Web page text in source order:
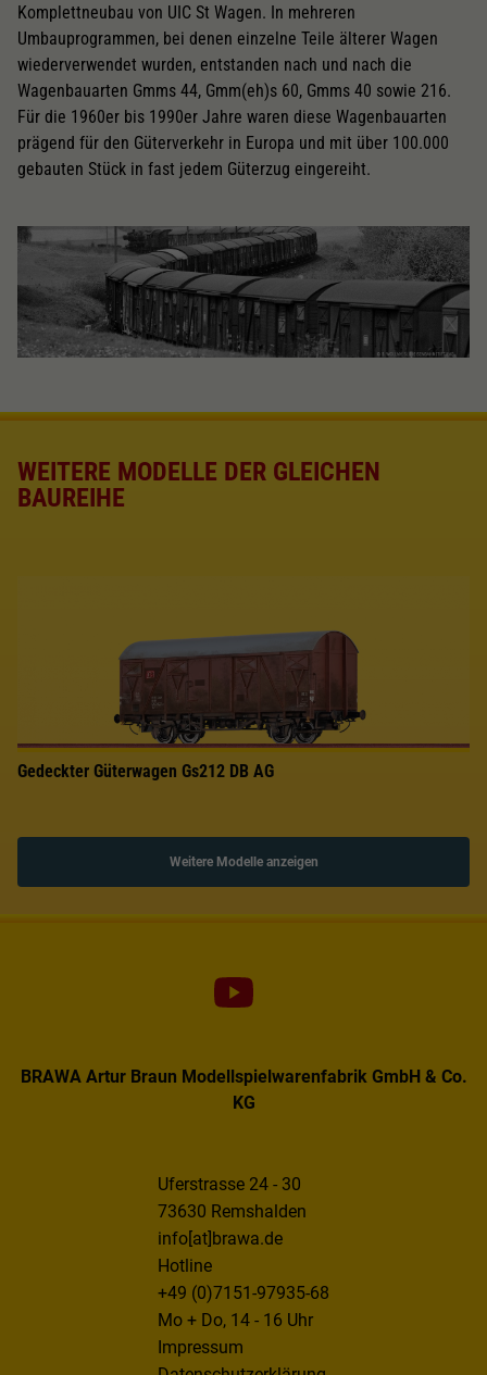
Komplettneubau von UIC St Wagen. In mehreren
Umbauprogrammen, bei denen einzelne Teile älterer Wagen
wiederverwendet wurden, entstanden nach und nach die
Wagenbauarten Gmms 44, Gmm(eh)s 60, Gmms 40 sowie 216.
Für die 1960er bis 1990er Jahre waren diese Wagenbauarten
prägend für den Güterverkehr in Europa und mit über 100.000
gebauten Stück in fast jedem Güterzug eingereiht.
WEITERE MODELLE DER GLEICHEN
BAUREIHE
Gedeckter Güterwagen Gs212 DB AG
Weitere Modelle anzeigen
BRAWA Artur Braun Modellspielwarenfabrik GmbH & Co.
KG
Uferstrasse 24 - 30
73630 Remshalden
info[at]brawa.de
Hotline
+49 (0)7151-97935-68
Mo + Do, 14 - 16 Uhr
Impressum